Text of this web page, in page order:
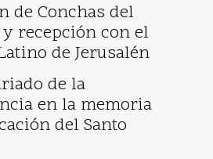
de Conchas del
recepción con el
de Jerusalén
de la
en la memoria
del Santo